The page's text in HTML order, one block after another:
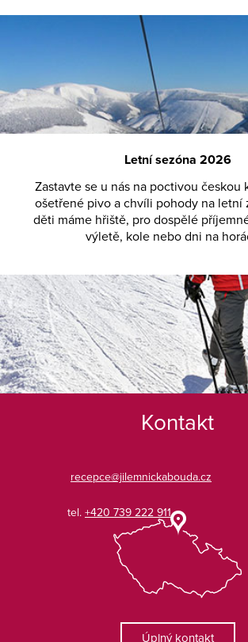
Letní sezóna 2026
Zastavte se u nás na poctivou českou
ošetřené pivo a chvíli pohody na letní
děti máme hřiště, pro dospělé
výletě, kole nebo dni na
Kontakt
recepce@jilemnickabouda.cz
tel. +420 739 222 911
Úplný kontakt